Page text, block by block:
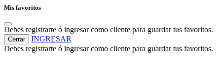
Mis favoritos
Debes registrarte ó ingresar como cliente para guardar tus favoritos.
Cerrar
INGRESAR
Debes registrarte ó ingresar como cliente para guardar tus favoritos.